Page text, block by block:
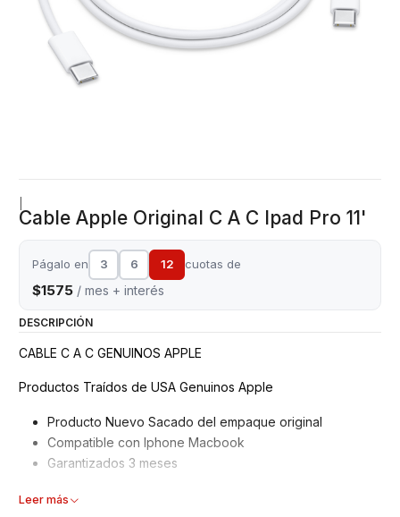
Cable Apple Original C A C Ipad Pro 11'
Págalo en 3 6 12 cuotas de
$1575 / mes + interés
DESCRIPCIÓN
CABLE C A C GENUINOS APPLE
Productos Traídos de USA Genuinos Apple
Producto Nuevo Sacado del empaque original
Compatible con Iphone Macbook
Garantizados 3 meses
Características
Leer más